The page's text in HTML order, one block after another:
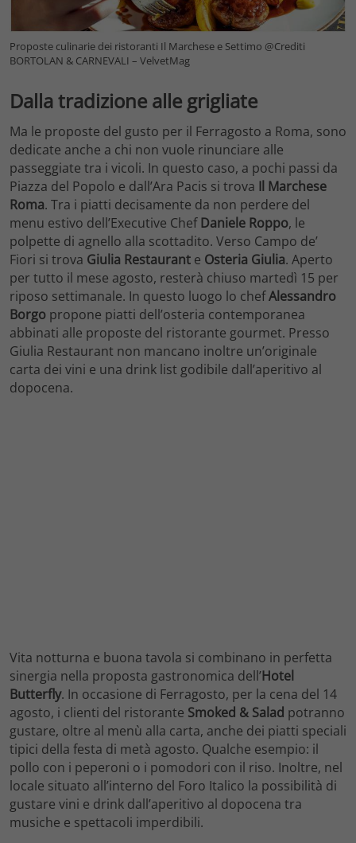
Proposte culinarie dei ristoranti Il Marchese e Settimo @Crediti
BORTOLAN & CARNEVALI – VelvetMag
Dalla tradizione alle grigliate
Ma le proposte del gusto per il Ferragosto a Roma, sono
dedicate anche a chi non vuole rinunciare alle
passeggiate tra i vicoli. In questo caso, a pochi passi da
Piazza del Popolo e dall’Ara Pacis si trova Il Marchese
Roma. Tra i piatti decisamente da non perdere del
menu estivo dell’Executive ChefDaniele Roppo, le
polpette di agnello alla scottadito. Verso Campo de’
Fiori si trova Giulia Restaurant e Osteria Giulia. Aperto
per tutto il mese agosto, resterà chiuso martedì 15 per
riposo settimanale. In questo luogo lo chefAlessandro
Borgo propone piatti dell’osteria contemporanea
abbinati alle proposte del ristorante gourmet. Presso
Giulia Restaurant non mancano inoltre un’originale
carta dei vini e una drink list godibile dall’aperitivo al
dopocena.
Vita notturna e buona tavola si combinano in perfetta
sinergia nella proposta gastronomica dell’Hotel
Butterfly. In occasione di Ferragosto, per la cena del 14
agosto, i clienti del ristorante Smoked & Salad potranno
gustare, oltre al menù alla carta, anche dei piatti speciali
tipici della festa di metà agosto. Qualche esempio: il
pollo con i peperoni o i pomodori con il riso. Inoltre, nel
locale situato all’interno del Foro Italico la possibilità di
gustare vini e drink dall’aperitivo al dopocena tra
musiche e spettacoli imperdibili.